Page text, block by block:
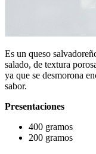
Es un queso
salado, de textura
ya que se desmorona
sabor.
Presentaciones
400 gramos
200 gramos